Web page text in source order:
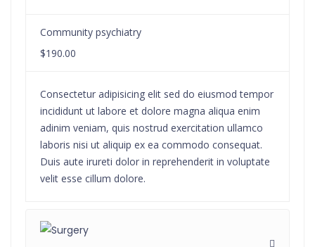
Community psychiatry
$190.00
Consectetur adipisicing elit sed do eiusmod tempor
incididunt ut labore et dolore magna aliqua enim
adinim veniam, quis nostrud exercitation ullamco
laboris nisi ut aliquip ex ea commodo consequat.
Duis aute irureti dolor in reprehenderit in voluptate
velit esse cillum dolore.